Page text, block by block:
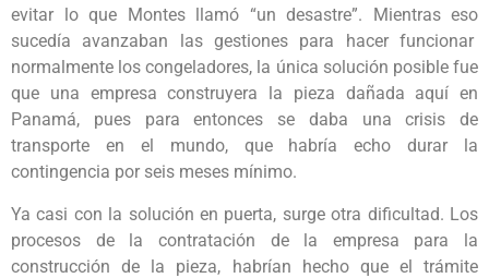
evitar lo que Montes llamó “un desastre”. Mientras eso
sucedía avanzaban las gestiones para hacer funcionar
normalmente los congeladores, la única solución posible fue
que una empresa construyera la pieza dañada aquí en
Panamá, pues para entonces se daba una crisis de
transporte en el mundo, que habría echo durar la
contingencia por seis meses mínimo.
Ya casi con la solución en puerta, surge otra dificultad. Los
procesos de la contratación de la empresa para la
construcción de la pieza, habrían hecho que el trámite